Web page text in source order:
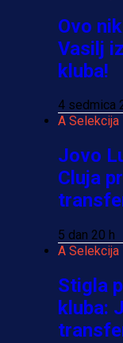
Ovo
Vasilj
kluba!
4 sedmica
A Selekcija
Jovo
Cluja
5 dan 20 h
A Selekcija
Stigla
kluba: